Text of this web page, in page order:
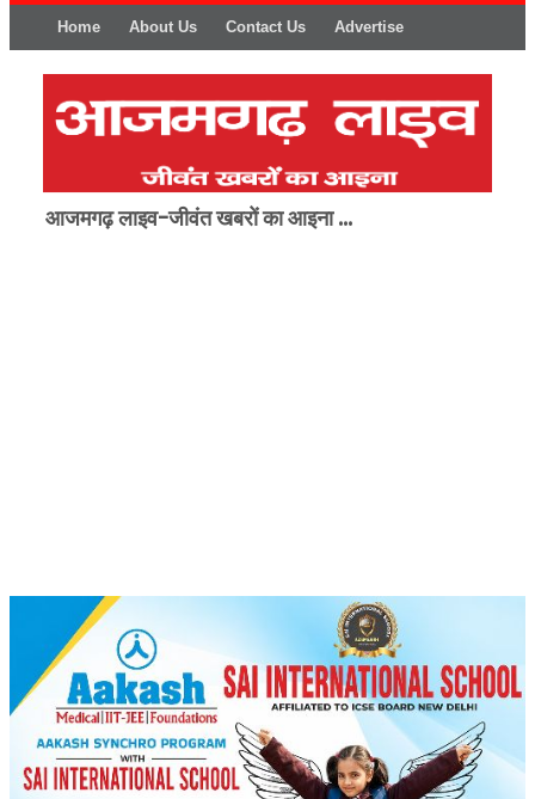
Home About Us Contact Us Advertise
आजमगढ़ लाइव-जीवंत खबरों का आइना ...